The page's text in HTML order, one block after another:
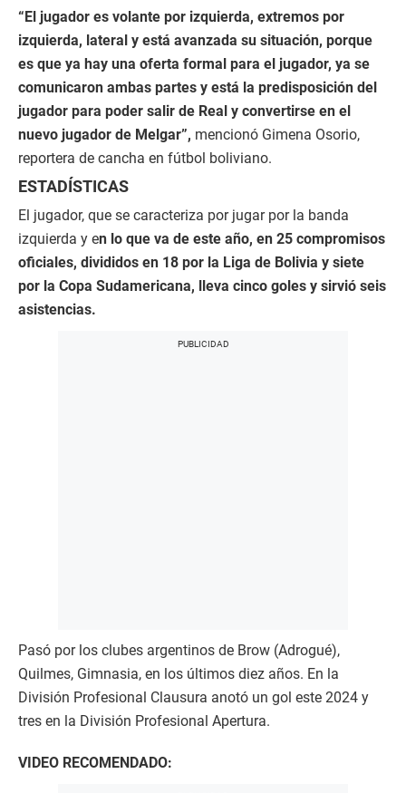
“El jugador es volante por izquierda, extremos por
izquierda, lateral y está avanzada su situación, porque
es que ya hay una oferta formal para el jugador, ya se
comunicaron ambas partes y está la predisposición del
jugador para poder salir de Real y convertirse en el
nuevo jugador de Melgar”, mencionó Gimena Osorio,
reportera de cancha en fútbol boliviano.
ESTADÍSTICAS
El jugador, que se caracteriza por jugar por la banda
izquierda y en lo que va de este año, en 25 compromisos
oficiales, divididos en 18 por la Liga de Bolivia y siete
por la Copa Sudamericana, lleva cinco goles y sirvió seis
asistencias.
Pasó por los clubes argentinos de Brow (Adrogué),
Quilmes, Gimnasia, en los últimos diez años. En la
División Profesional Clausura anotó un gol este 2024 y
tres en la División Profesional Apertura.
VIDEO RECOMENDADO: